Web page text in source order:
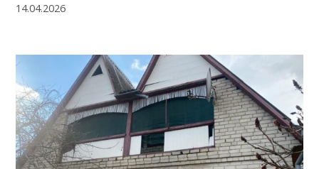
14.04.2026